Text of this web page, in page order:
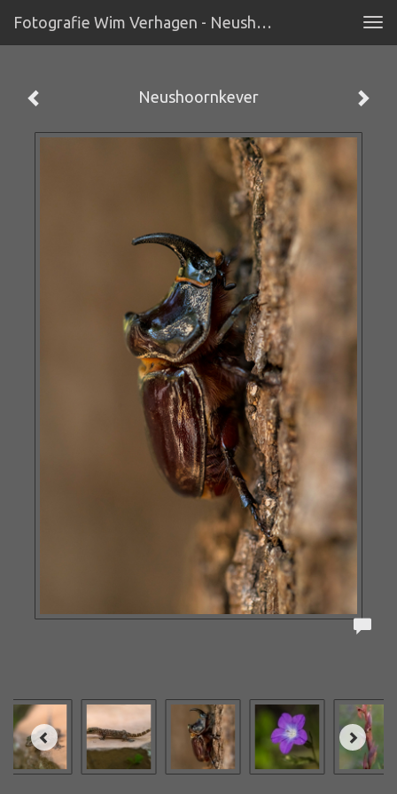
Fotografie Wim Verhagen - Neushoornkever
Neushoornkever